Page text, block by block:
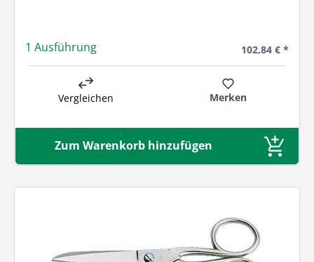
1 Ausführung Regulärer
102,84 € *
Vergleichen Merken
Zum Warenkorb hinzufügen